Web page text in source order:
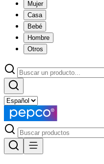
Mujer
Casa
Bebé
Hombre
Otros